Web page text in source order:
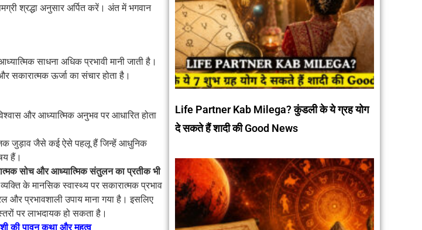
श्रद्धा अनुसार अर्पित करें। अंत में भगवान
साधना अधिक प्रभावी मानी जाती है।
ऊर्जा का संचार होता है।
और आध्यात्मिक अनुभव पर आधारित होता
जुड़ाव जैसे कई ऐसे पहलू हैं जिन्हें आधुनिक
हैं।
सोच और आध्यात्मिक संतुलन का प्रतीक भी
के मानसिक स्वास्थ्य पर सकारात्मक प्रभाव
और प्रभावशाली उपाय माना गया है। इसलिए
पर लाभदायक हो सकता है।
की पावन कथा और महत्व
Life Partner Kab Milega? कुंडली के ये ग्रह योग
दे सकते हैं शादी की Good News